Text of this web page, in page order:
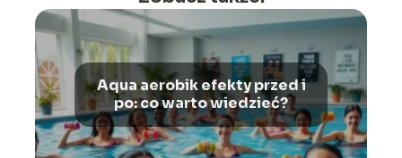
Aqua aerobik efekty przed i
po: co warto wiedzieć?